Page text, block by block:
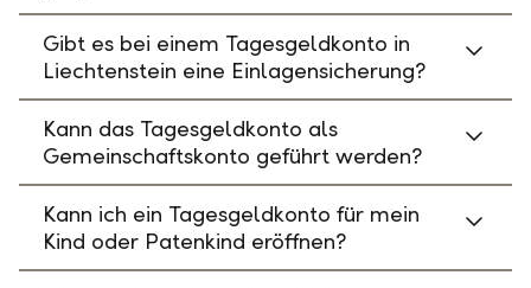
Gibt es bei einem Tagesgeldkonto in
Liechtenstein eine Einlagensicherung?
Kann das Tagesgeldkonto als
Gemeinschaftskonto geführt werden?
Kann ich ein Tagesgeldkonto für mein
Kind oder Patenkind eröffnen?